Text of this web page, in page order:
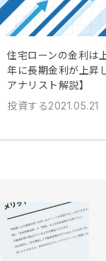
住宅ローンの金利は
年に長期金利が上昇
アナリスト解説】
投資する2021.05.21